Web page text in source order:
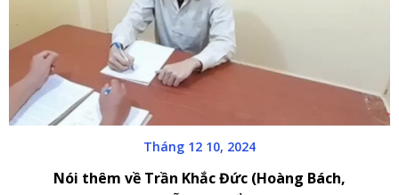
Tháng 12 10, 2024
Nói thêm về Trần Khắc Đức (Hoàng Bách,